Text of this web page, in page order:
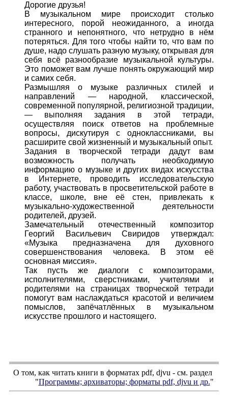
Дорогие друзья!
В музыкальном мире происходит столько
интересного, порой неожиданного, а иногда
странного и непонятного, что нетрудно в нём
потеряться. Для того чтобы найти то, что вам по
душе, надо слушать разную музыку, открывая для
себя всё разнообразие музыкальной культуры.
Это поможет вам лучше понять окружающий мир
и самих себя.
Размышляя о музыке различных стилей и
направлений — народной, классической,
современной популярной, религиозной традиции,
— выполняя задания в этой тетради,
осуществляя поиск ответов на проблемные
вопросы, дискутируя с одноклассниками, вы
расширите свой жизненный и музыкальный опыт.
Задания в творческой тетради дадут вам
возможность получать необходимую
информацию о музыке и других видах искусства
в Интернете, проводить исследовательскую
работу, участвовать в просветительской работе в
классе, школе, вне её стен, привлекать к
музыкально-художественной деятельности
родителей, друзей.
Замечательный отечественный композитор
Георгий Васильевич Свиридов утверждал:
«Музыка предназначена для духовного
совершенствования человека. В этом её
основная миссия».
Так пусть же диалоги с композиторами,
исполнителями, сверстниками, учителями и
родителями на страницах творческой тетради
помогут вам наслаждаться красотой и величием
помыслов, запёчатлённых в музыкальном
искусстве прошлого и настоящего.
О том, как читать книги в форматах pdf, djvu - см. раздел
"Программы; архиваторы; форматы pdf, djvu и др."